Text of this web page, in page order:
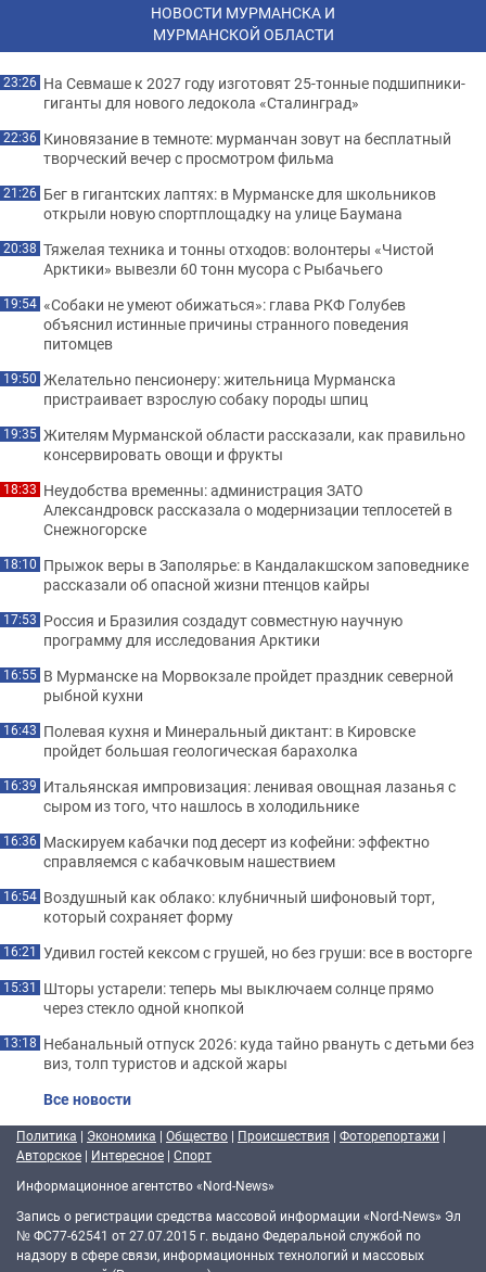
НОВОСТИ МУРМАНСКА И
МУРМАНСКОЙ ОБЛАСТИ
23:26 На Севмаше к 2027 году изготовят 25-тонные подшипники-
гиганты для нового ледокола «Сталинград»
22:36 Киновязание в темноте: мурманчан зовут на бесплатный
творческий вечер с просмотром фильма
21:26 Бег в гигантских лаптях: в Мурманске для школьников
открыли новую спортплощадку на улице Баумана
20:38 Тяжелая техника и тонны отходов: волонтеры «Чистой
Арктики» вывезли 60 тонн мусора с Рыбачьего
19:54 «Собаки не умеют обижаться»: глава РКФ Голубев
объяснил истинные причины странного поведения
питомцев
19:50 Желательно пенсионеру: жительница Мурманска
пристраивает взрослую собаку породы шпиц
19:35 Жителям Мурманской области рассказали, как правильно
консервировать овощи и фрукты
18:33 Неудобства временны: администрация ЗАТО
Александровск рассказала о модернизации теплосетей в
Снежногорске
18:10 Прыжок веры в Заполярье: в Кандалакшском заповеднике
рассказали об опасной жизни птенцов кайры
17:53 Россия и Бразилия создадут совместную научную
программу для исследования Арктики
16:55 В Мурманске на Морвокзале пройдет праздник северной
рыбной кухни
16:43 Полевая кухня и Минеральный диктант: в Кировске
пройдет большая геологическая барахолка
16:39 Итальянская импровизация: ленивая овощная лазанья с
сыром из того, что нашлось в холодильнике
16:36 Маскируем кабачки под десерт из кофейни: эффектно
справляемся с кабачковым нашествием
16:54 Воздушный как облако: клубничный шифоновый торт,
который сохраняет форму
16:21 Удивил гостей кексом с грушей, но без груши: все в восторге
15:31 Шторы устарели: теперь мы выключаем солнце прямо
через стекло одной кнопкой
13:18 Небанальный отпуск 2026: куда тайно рвануть с детьми без
виз, толп туристов и адской жары
Все новости
Политика | Экономика | Общество | Происшествия | Фоторепортажи |
Авторское | Интересное | Спорт
Информационное агентство «Nord-News»
Запись о регистрации средства массовой информации «Nord-News» Эл
№ ФС77-62541 от 27.07.2015 г. выдано Федеральной службой по
надзору в сфере связи, информационных технологий и массовых